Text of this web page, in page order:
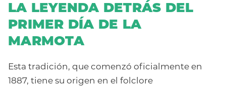
LA LEYENDA DETRÁS DEL
PRIMER DÍA DE LA
MARMOTA
Esta tradición, que comenzó oficialmente en
1887, tiene su origen en el folclore